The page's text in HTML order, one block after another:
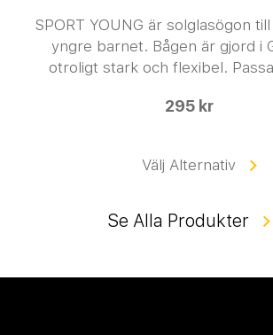
SPORT YOUNG är solglasögon
yngre barnet. Bågen är gjord i
otroligt stark och flexibel.
295 kr
Välj Alternativ
Se Alla Produkter